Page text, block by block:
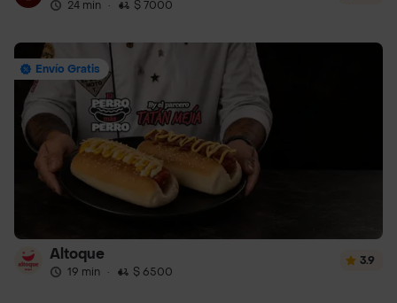
24 min · $ 7000
Envío Gratis
Altoque
19 min · $ 6500
3.9